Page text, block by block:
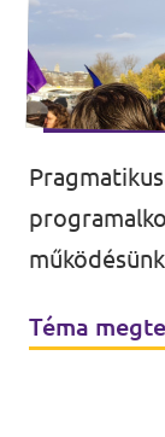
megoldásokra épül. A
Téma